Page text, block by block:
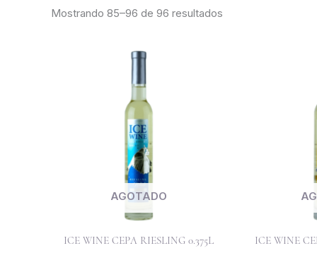
Mostrando 85–96 de 96 resultados
AGOTADO
ICE WINE CEPA RIESLING 0.375L ICE WINE